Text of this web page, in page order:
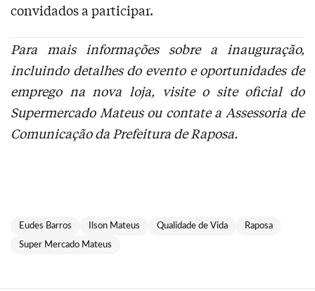
convidados a participar.
Para mais informações sobre a inauguração,
incluindo detalhes do evento e oportunidades de
emprego na nova loja, visite o site oficial do
Supermercado Mateus ou contate a Assessoria de
Comunicação da Prefeitura de Raposa.
Eudes Barros Ilson Mateus Qualidade de Vida Raposa
Super Mercado Mateus